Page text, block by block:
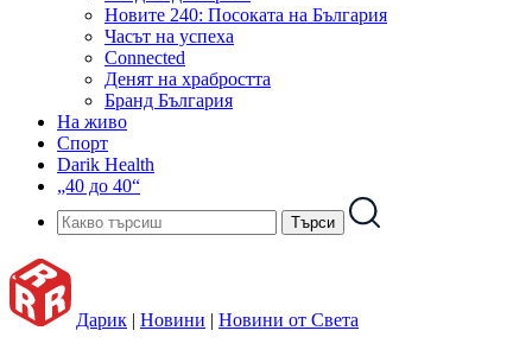
Новите 240: Посоката на България
Часът на успеха
Connected
Денят на храбростта
Бранд България
На живо
Спорт
Darik Health
„40 до 40“
Дарик | Новини | Новини от Света